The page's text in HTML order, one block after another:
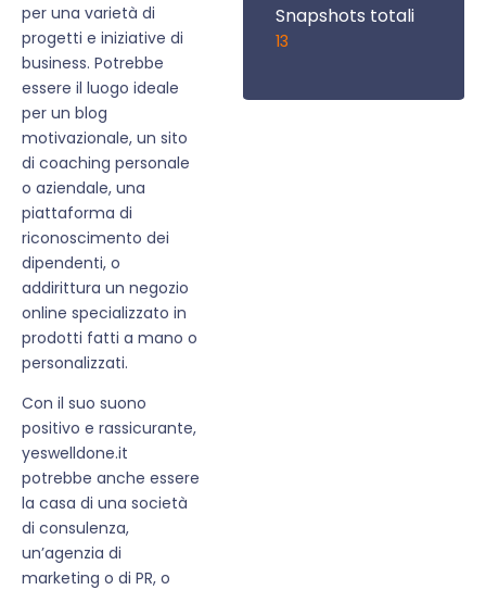
per una varietà di
progetti e iniziative di
business. Potrebbe
essere il luogo ideale
per un blog
motivazionale, un sito
di coaching personale
o aziendale, una
piattaforma di
riconoscimento dei
dipendenti, o
addirittura un negozio
online specializzato in
prodotti fatti a mano o
personalizzati.
Con il suo suono
positivo e rassicurante,
yeswelldone.it
potrebbe anche essere
la casa di una società
di consulenza,
un’agenzia di
marketing o di PR, o
Snapshots totali
13